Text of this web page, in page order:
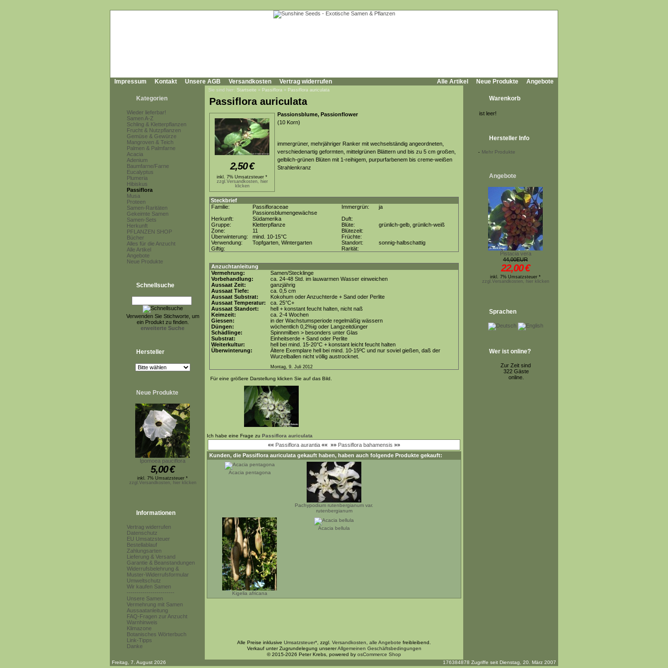
Impressum Kontakt Unsere AGB Versandkosten Vertrag widerrufen Alle Artikel Neue Produkte Angebote
Kategorien
Wieder lieferbar!
Samen A-Z
Schling & Kletterpflanzen
Frucht & Nutzpflanzen
Gemüse & Gewürze
Mangroven & Teich
Palmen & Palmfarne
Acacia
Adenium
Baumfarne/Farne
Eucalyptus
Plumeria
Hibiskus
Passiflora
Musa
Proteen
Samen-Raritäten
Gekeimte Samen
Samen-Sets
Herkunft
PFLANZEN SHOP
Bücher
Alles für die Anzucht
Alle Artikel
Angebote
Neue Produkte
Schnellsuche
Verwenden Sie Stichworte, um
ein Produkt zu finden.
erweiterte Suche
Hersteller
Neue Produkte
Ipomoea pauciflora
5,00€
inkl. 7% Umsatzsteuer *
zzgl.Versandkosten, hier klicken
Informationen
Vertrag widerrufen
Datenschutz
EU Umsatzsteuer
Bestellablauf
Zahlungsarten
Lieferung & Versand
Garantie & Beanstandungen
Widerrufsbelehrung &
Muster-Widerrufsformular
Umweltschutz
Wir kaufen Samen
------------------------
Unsere Samen
Vermehrung mit Samen
Aussaatanleitung
FAQ-Fragen zur Anzucht
Warnhinweis
Klimazone
Botanisches Wörterbuch
Link-Tipps
Danke
Sie sind hier: Startseite » Passiflora » Passiflora auriculata
Passiflora auriculata
2,50€
inkl. 7% Umsatzsteuer *
zzgl.Versandkosten, hier
klicken
Passionsblume, Passionflower
(10 Korn)
immergrüner, mehrjähriger Ranker mit wechselständig angeordneten,
verschiedenartig geformten, mittelgrünen Blättern und bis zu 5 cm großen,
gelblich-grünen Blüten mit 1-reihigem, purpurfarbenem bis creme-weißen
Strahlenkranz
Steckbrief
Familie:
Passifloraceae
Passionsblumengewächse
Immergrün:
ja
Herkunft:
Südamerika
Duft:
Gruppe:
Kletterpflanze Blüte:
grünlich-gelb, grünlich-weiß
Zone:
11
Blütezeit:
Überwinterung:
mind. 10-15°C
Früchte:
Verwendung:
Topfgarten, Wintergarten Standort:
sonnig-halbschattig
Giftig:
Rarität:
Anzuchtanleitung
Vermehrung:
Samen/Stecklinge
Vorbehandlung:
ca. 24-48 Std. im lauwarmen Wasser einweichen
Aussaat Zeit:
ganzjährig
Aussaat Tiefe:
ca. 0,5 cm
Aussaat Substrat:
Kokohum oder Anzuchterde + Sand oder Perlite
Aussaat Temperatur:
ca. 25°C+
Aussaat Standort:
hell + konstant feucht halten, nicht naß
Keimzeit:
ca. 2-4 Wochen
Giessen:
in der Wachstumsperiode regelmäßig wässern
Düngen:
wöchentlich 0,2%ig oder Langzeitdünger
Schädlinge:
Spinnmilben > besonders unter Glas
Substrat:
Einheitserde + Sand oder Perlite
Weiterkultur:
hell bei mind. 15-20°C + konstant leicht feucht halten
Überwinterung:
Ältere Exemplare hell bei mind. 10-15ºC und nur soviel gießen, daß der
Wurzelballen nicht völlig austrocknet.
Montag, 9. Juli 2012
Für eine größere Darstellung klicken Sie auf das Bild.
Ich habe eine Frage zu Passiflora auriculata
«« Passiflora aurantia «« »» Passiflora bahamensis »»
Kunden, die Passiflora auriculata gekauft haben, haben auch folgende Produkte gekauft:
Acacia pentagona
Pachypodium rutenbergianum var.
rutenbergianum
Kigelia africana
Acacia bellula
Warenkorb
ist leer!
Hersteller Info
- Mehr Produkte
Angebote
Pistacia vera
44,00EUR
22,00€
inkl. 7% Umsatzsteuer *
zzgl.Versandkosten, hier klicken
Sprachen
Wer ist online?
Zur Zeit sind
322 Gäste
online.
Alle Preise inklusive Umsatzsteuer* , zzgl. Versandkosten alle Angebote freibleibend.
Verkauf unter Zugrundelegung unsererAllgemeinen Geschäftsbedingungen
© 2015-2026 Peter Krebs, powered by osCommerce Shop
Freitag, 7. August 2026
176384878 Zugriffe seit Dienstag, 20. März 2007